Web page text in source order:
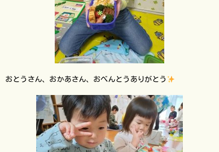
おとうさん、おかあさん、おべんとうありがとう